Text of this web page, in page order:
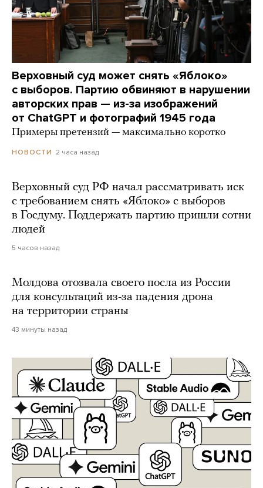
Верховный суд может снять «Яблоко»
с выборов. Партию обвиняют в нарушении
авторских прав — из-за изображений
от ChatGPT и фотографий 1945 года
Примеры претензий — максимально коротко
НОВОСТИ 2 часа назад
Верховный суд РФ начал рассматривать иск
с требованием снять «Яблоко» с выборов
в Госдуму. Поддержать партию пришли сотни
людей
5 часов назад
Молдова отозвала своего посла из России
для консультаций из-за падения дрона
на территории страны
43 минуты назад